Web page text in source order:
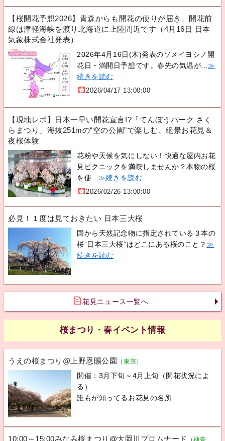
【桜開花予想2026】青森からも開花の便りが届き、開花前
線は津軽海峡を渡り北海道に上陸間近です（4月16日 日本
気象株式会社発表）
2026年4月16日(木)発表のソメイヨシノ開
花日・満開日予想です。春先の気温が... ≫
続きを読む
2026/04/17 13:00:00
【現地レポ】日本一早い開花宣言!?「てんぼうパーク さく
らまつり」海抜251mの“空の公園”で楽しむ、絶景お花見＆
夜桜体験
花粉や天候を気にしない！快適な屋内お花
見ピクニックを満喫しませんか？本物の桜
を使... ≫続きを読む
2026/02/26 13:00:00
必見！１度は見ておきたい 日本三大桜
国から天然記念物に指定されている３本の
桜”日本三大桜”はどこにある桜のこと？≫
続きを読む
花見ニュース一覧へ
桜まつり・春イベント情報
うえの桜まつり@上野恩賜公園 （東京）
開催：3月下旬～4月上旬（開花状況によ
る）
誰もが知ってるお花見の名所
10:00～15:00みなみ桜まつり@大岡川プロムナード （神奈